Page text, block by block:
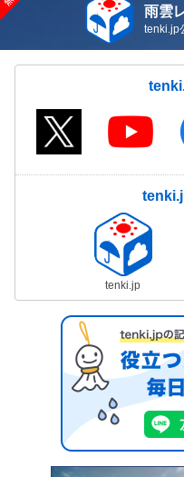
雨雲
tenki.jp
tenki.jp